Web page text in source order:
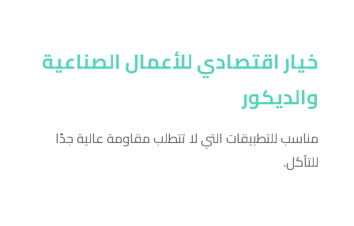
خيار اقتصادي للأعمال الصناعية
والديكور
مناسب للتطبيقات التي لا تتطلب مقاومة عالية جدًا
للتآكل.